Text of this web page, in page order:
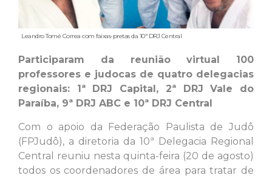
Leandro Tomé Correa com faixas-pretas da 10ª DRJ Central
Participaram da reunião virtual 100
professores e judocas de quatro delegacias
regionais: 1ª DRJ Capital, 2ª DRJ Vale do
Paraíba, 9ª DRJ ABC e 10ª DRJ Central
Com o apoio da Federação Paulista de Judô
(FPJudô), a diretoria da 10ª Delegacia Regional
Central reuniu nesta quinta-feira (20 de agosto)
todos os coordenadores de área para tratar de